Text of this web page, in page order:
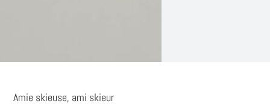
Amie skieuse, ami skieur